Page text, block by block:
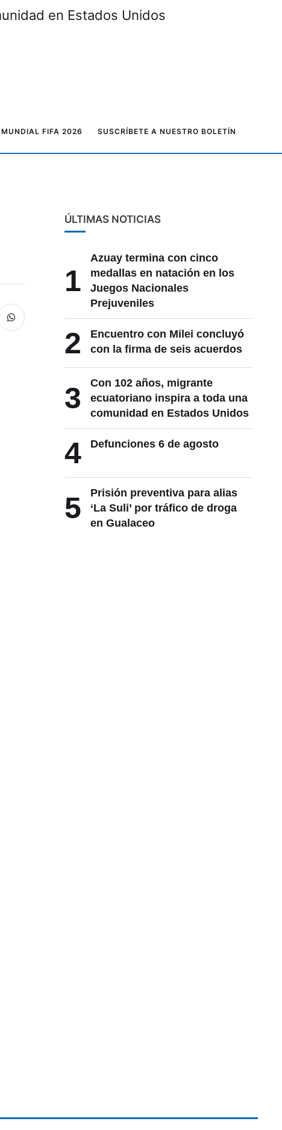
en Estados Unidos
MUNDIAL FIFA 2026 SUSCRÍBETE A NUESTRO BOLETÍN
ÚLTIMAS NOTICIAS
1
Azuay termina con cinco
medallas en natación en los
Juegos Nacionales
Prejuveniles
2
Encuentro con Milei concluyó
con la firma de seis acuerdos
3
Con 102 años, migrante
ecuatoriano inspira a toda una
comunidad en Estados Unidos
4 Defunciones 6 de agosto
5
Prisión preventiva para alias
‘La Suli’ por tráfico de droga
en Gualaceo